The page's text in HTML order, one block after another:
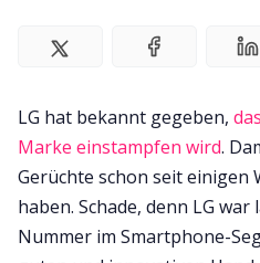
LG hat bekannt gegeben,
Marke einstampfen wird.
Gerüchte schon seit einigen
haben. Schade, denn LG
Nummer im Smartphone-